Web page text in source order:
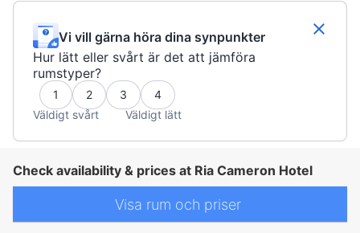
Vi vill gärna höra dina synpunkter
Hur lätt eller svårt är det att jämföra
rumstyper?
1 2 3
4
Väldigt svårt
Väldigt lätt
Check availability & prices at Ria Cameron Hotel
Visa rum och priser